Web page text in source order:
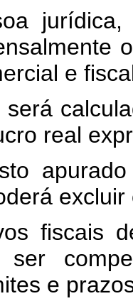
e
será
real
excluir
fiscais
e